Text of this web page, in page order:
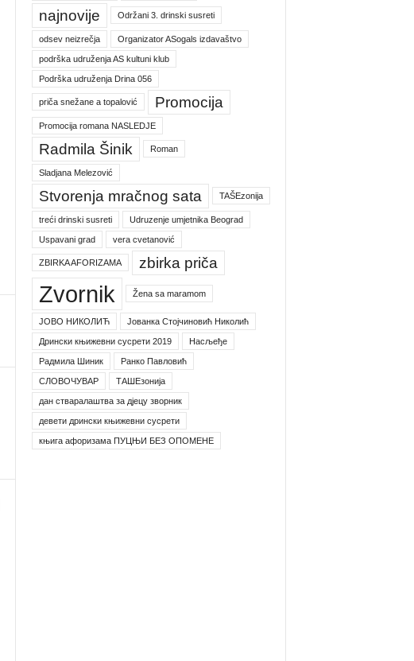
najnovije Održani 3. drinski susreti
odsev neizrečja Organizator ASogals izdavaštvo
podrška udruženja AS kultuni klub
Podrška udruženja Drina 056
priča snežane a topalović Promocija
Promocija romana NASLEDJE
Radmila Šinik Roman
Sladjana Melezović
Stvorenja mračnog sata TAŠEzonija
treći drinski susreti Udruzenje umjetnika Beograd
Uspavani grad vera cvetanović
ZBIRKA AFORIZAMA zbirka priča
Zvornik Žena sa maramom
ЈОВО НИКОЛИЋ Јованка Стојчиновић Николић
Дрински књижевни сусрети 2019 Насљеђе
Радмила Шиник Ранко Павловић
СЛОВОЧУВАР ТАШЕзонија
дан стваралаштва за дјецу зворник
девети дрински књижевни сусрети
књига афоризама ПУЦЊИ БЕЗ ОПОМЕНЕ